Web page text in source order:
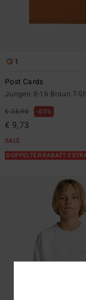
1
Post Cards
Jungen 8-16 Braun T-
€ 25,95 63%
€ 9,73
SALE
DOPPELTER RABATT